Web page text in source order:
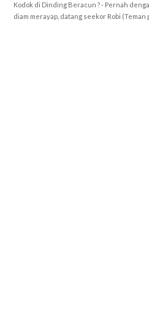
Kodok di Dinding Beracun ? - Pernah
diam merayap, datang seekor Robi (Teman